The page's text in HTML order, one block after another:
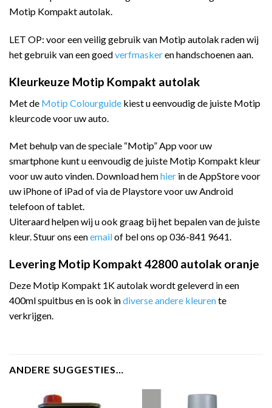
Motip Kompakt autolak.
LET OP: voor een veilig gebruik van Motip autolak raden wij
het gebruik van een goedverfmaskeren handschoenen aan.
Kleurkeuze Motip Kompakt autolak
Met de Motip Colourguide kiest u eenvoudig de juiste Motip
kleurcode voor uw auto.
Met behulp van de speciale “Motip” App voor uw
smartphone kunt u eenvoudig de juiste Motip Kompakt kleur
voor uw auto vinden. Download hemhier in de AppStore voor
uw iPhone of iPad of via de Playstore voor uw Android
telefoon of tablet.
Uiteraard helpen wij u ook graag bij het bepalen van de juiste
kleur. Stuur ons eenemailof bel ons op 036-841 9641.
Levering Motip Kompakt 42800 autolak oranje
Deze Motip Kompakt 1K autolak wordt geleverd in een
400ml spuitbus en is ook indiverse andere kleurente
verkrijgen.
ANDERE SUGGESTIES…